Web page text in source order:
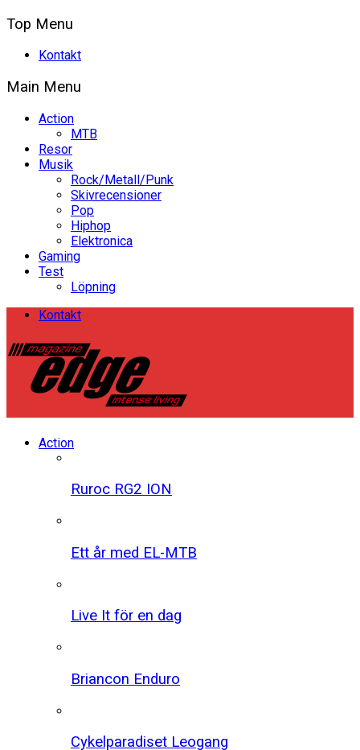
Top Menu
Kontakt
Main Menu
Action
MTB
Resor
Musik
Rock/Metall/Punk
Skivrecensioner
Pop
Hiphop
Elektronica
Gaming
Test
Löpning
Kontakt
Action
Ruroc RG2 ION
Ett år med EL-MTB
Live It för en dag
Briancon Enduro
Cykelparadiset Leogang